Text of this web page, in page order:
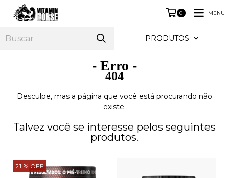
0 MENU
PRODUTOS
- Erro -
404
Desculpe, mas a página que você está procurando não
existe.
Talvez você se interesse pelos seguintes
produtos.
21 % OFF